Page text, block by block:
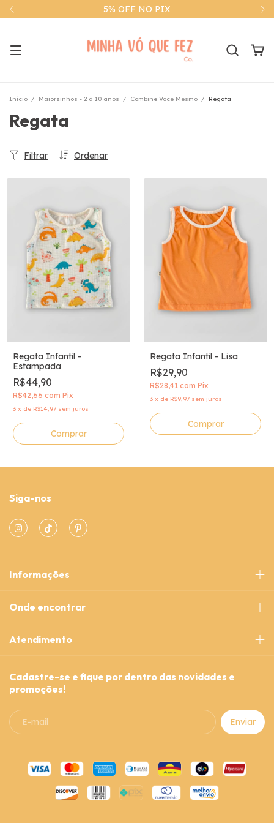
5% OFF NO PIX
Início / Maiorzinhos - 2 à 10 anos / Combine Você Mesmo / Regata
Regata
Ordenar
Filtrar
Regata Infantil -
Estampada
R$44,90
R$42,66 com Pix
3 x de R$14,97 sem juros
Comprar
Regata Infantil - Lisa
R$29,90
R$28,41 com Pix
3 x de R$9,97 sem juros
Comprar
Siga-nos
Informações
Onde encontrar
Atendimento
Cadastre-se e fique por dentro das novidades e
promoções!